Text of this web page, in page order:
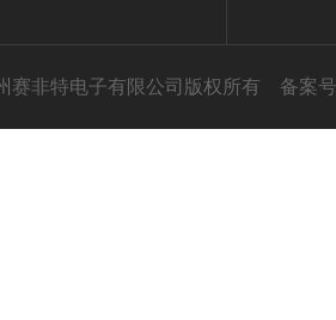
赛非特电子有限公司版权所有 备案